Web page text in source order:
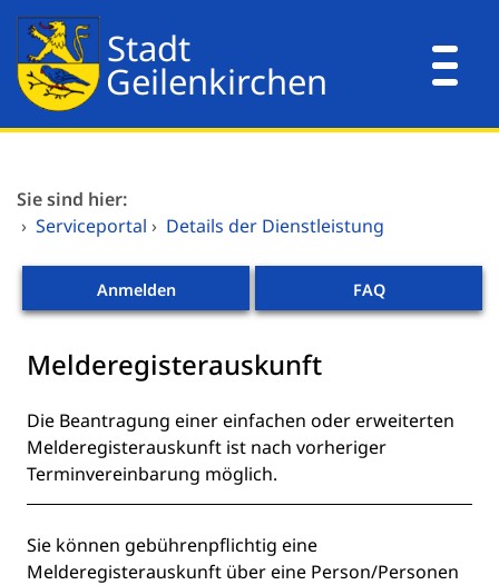
Zum Hauptinhalt springen
Zum Header
Zum Hauptinhalt
Zum Footer
Mitarbeitende A-Z
Verwaltungsorganisation
Sie sind hier:
› Serviceportal › Details der Dienstleistung
FAQ
Anmelden
Melderegisterauskunft
Kurzbeschreibung
Die Beantragung einer einfachen oder erweiterten
Melderegisterauskunft ist nach vorheriger
Terminvereinbarung möglich.
Beschreibung
Sie können gebührenpflichtig eine
Melderegisterauskunft über eine Person/Personen